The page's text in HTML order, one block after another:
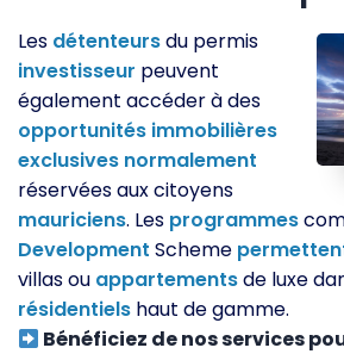
Les détenteursdu permis
investisseur peuvent
également accéder à des
opportunités immobilières
exclusives normalement
réservées aux citoyens
mauriciens. Les programmes
Development Scheme
villas ou appartementsde luxe
résidentiels haut de gamme.
Bénéficiez de nos services